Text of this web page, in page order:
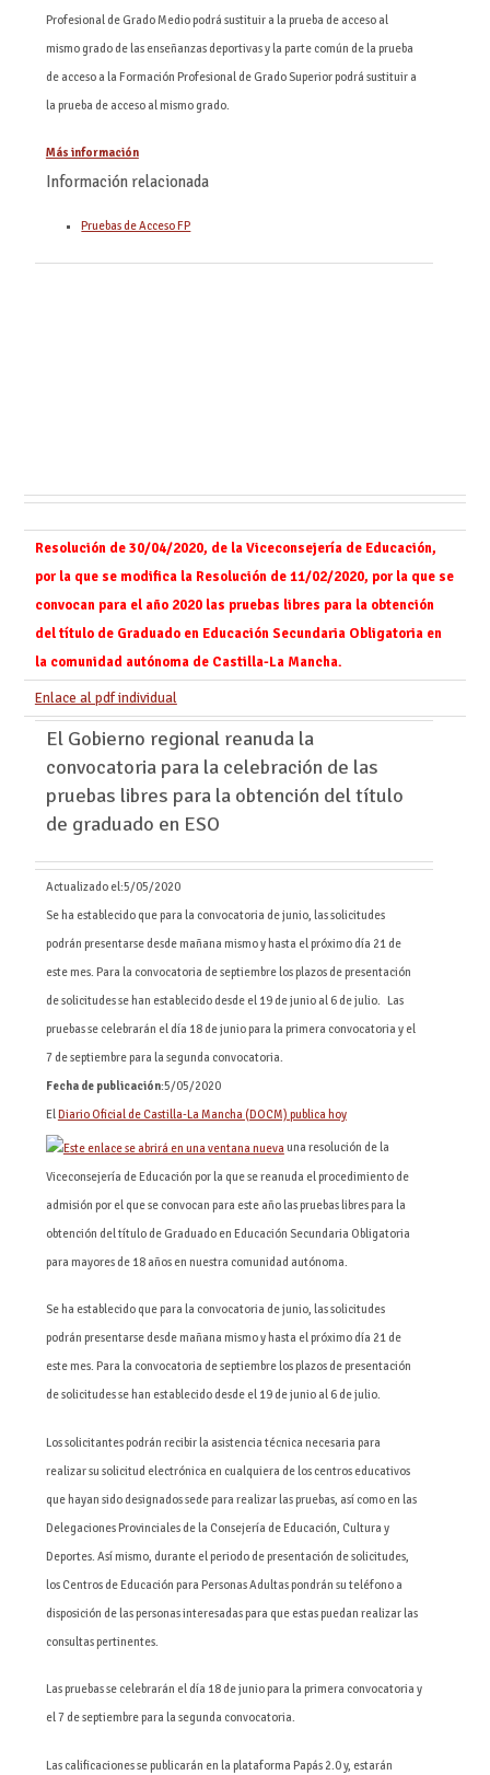
Profesional de Grado Medio podrá sustituir a la prueba de acceso al
mismo grado de las enseñanzas deportivas y la parte común de la prueba
de acceso a la Formación Profesional de Grado Superior podrá sustituir a
la prueba de acceso al mismo grado.
Más información
Información relacionada
Pruebas de Acceso FP
Resolución de 30/04/2020, de la Viceconsejería de Educación,
por la que se modifica la Resolución de 11/02/2020, por la que se
convocan para el año 2020 las pruebas libres para la obtención
del título de Graduado en Educación Secundaria Obligatoria en
la comunidad autónoma de Castilla-La Mancha.
Enlace al pdf individual
El Gobierno regional reanuda la
convocatoria para la celebración de las
pruebas libres para la obtención del título
de graduado en ESO
Actualizado el:5/05/2020
Se ha establecido que para la convocatoria de junio, las solicitudes
podrán presentarse desde mañana mismo y hasta el próximo día 21 de
este mes. Para la convocatoria de septiembre los plazos de presentación
de solicitudes se han establecido desde el 19 de junio al 6 de julio. Las
pruebas se celebrarán el día 18 de junio para la primera convocatoria y el
7 de septiembre para la segunda convocatoria.
Fecha de publicación:5/05/2020
El Diario Oficial de Castilla-La Mancha (DOCM) publica hoy
una resolución de la
Viceconsejería de Educación por la que se reanuda el procedimiento de
admisión por el que se convocan para este año las pruebas libres para la
obtención del título de Graduado en Educación Secundaria Obligatoria
para mayores de 18 años en nuestra comunidad autónoma.
Se ha establecido que para la convocatoria de junio, las solicitudes
podrán presentarse desde mañana mismo y hasta el próximo día 21 de
este mes. Para la convocatoria de septiembre los plazos de presentación
de solicitudes se han establecido desde el 19 de junio al 6 de julio.
Los solicitantes podrán recibir la asistencia técnica necesaria para
realizar su solicitud electrónica en cualquiera de los centros educativos
que hayan sido designados sede para realizar las pruebas, así como en las
Delegaciones Provinciales de la Consejería de Educación, Cultura y
Deportes. Así mismo, durante el periodo de presentación de solicitudes,
los Centros de Educación para Personas Adultas pondrán su teléfono a
disposición de las personas interesadas para que estas puedan realizar las
consultas pertinentes.
Las pruebas se celebrarán el día 18 de junio para la primera convocatoria y
el 7 de septiembre para la segunda convocatoria.
Las calificaciones se publicarán en la plataforma Papás 2.0 y, estarán